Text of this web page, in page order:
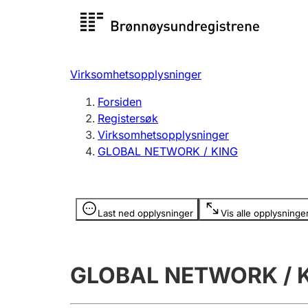
Registersøk
Registrere, endre, slette
Virksomhetsopplysninger
Forsiden
Registersøk
Virksomhetsopplysninger
GLOBAL NETWORK / KING
Last ned opplysninger Vis alle
Opplysninger er skjult
GLOBAL NETWORK /